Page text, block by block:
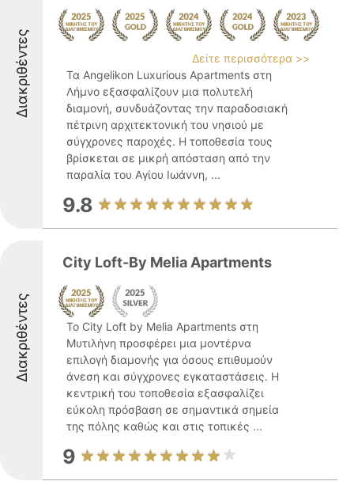
Διακριθέντες
Δείτε περισσότερα >>
Τα Angelikon Luxurious Apartments στη
Λήμνο εξασφαλίζουν μια πολυτελή
διαμονή, συνδυάζοντας την παραδοσιακή
πέτρινη αρχιτεκτονική του νησιού με
σύγχρονες παροχές. Η τοποθεσία τους
βρίσκεται σε μικρή απόσταση από την
παραλία του Αγίου Ιωάννη, ...
9.8
Διακριθέντες
City Loft-By Melia Apartments
Το City Loft by Melia Apartments στη
Μυτιλήνη προσφέρει μια μοντέρνα
επιλογή διαμονής για όσους επιθυμούν
άνεση και σύγχρονες εγκαταστάσεις. Η
κεντρική του τοποθεσία εξασφαλίζει
εύκολη πρόσβαση σε σημαντικά σημεία
της πόλης καθώς και στις τοπικές ...
9